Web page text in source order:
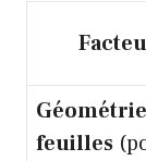
feuilles